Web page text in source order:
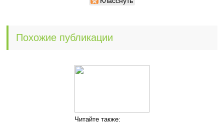
Похожие публикации
Читайте также: